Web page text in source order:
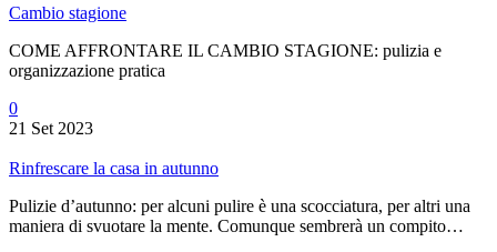
Cambio stagione
COME AFFRONTARE IL CAMBIO STAGIONE: pulizia e
organizzazione pratica
0
21 Set 2023
Rinfrescare la casa in autunno
Pulizie d’autunno: per alcuni pulire è una scocciatura, per altri una
maniera di svuotare la mente. Comunque sembrerà un compito…